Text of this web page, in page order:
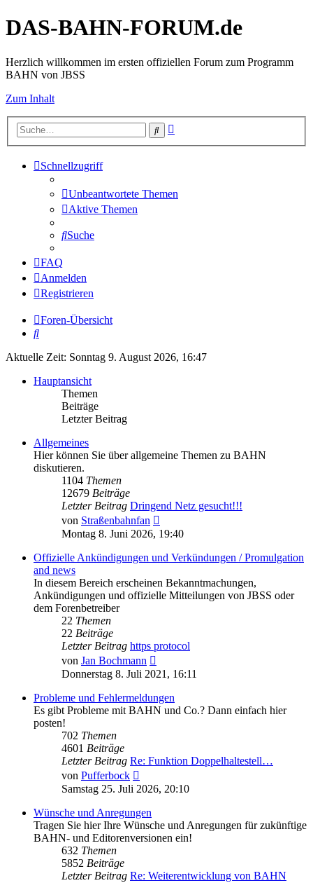
DAS-BAHN-FORUM.de
Herzlich willkommen im ersten offiziellen Forum zum Programm
BAHN von JBSS
Zum Inhalt
Suche
Schnellzugriff
Unbeantwortete Themen
Aktive Themen
Suche
FAQ
Anmelden
Registrieren
Foren-Übersicht
Suche
Aktuelle Zeit: Sonntag 9. August 2026, 16:47
Hauptansicht
Themen
Beiträge
Letzter Beitrag
Allgemeines
Hier können Sie über allgemeine Themen zu BAHN
diskutieren.
1104 Themen
12679 Beiträge
Letzter Beitrag Dringend Netz gesucht!!!
von Straßenbahnfan
Beitrag
Montag 8. Juni 2026, 19:40
Offizielle Ankündigungen und Verkündungen / Promulgation
and news
In diesem Bereich erscheinen Bekanntmachungen,
Ankündigungen und offizielle Mitteilungen von JBSS oder
dem Forenbetreiber
22 Themen
22 Beiträge
Letzter Beitrag https protocol
von Jan Bochmann
Beitrag
Donnerstag 8. Juli 2021, 16:11
Probleme und Fehlermeldungen
Es gibt Probleme mit BAHN und Co.? Dann einfach hier
posten!
702 Themen
4601 Beiträge
Letzter Beitrag Re: Funktion Doppelhaltestell…
von Pufferbock
Beitrag
Samstag 25. Juli 2026, 20:10
Wünsche und Anregungen
Tragen Sie hier Ihre Wünsche und Anregungen für zukünftige
BAHN- und Editorenversionen ein!
632 Themen
5852 Beiträge
Letzter Beitrag Re: Weiterentwicklung von BAHN